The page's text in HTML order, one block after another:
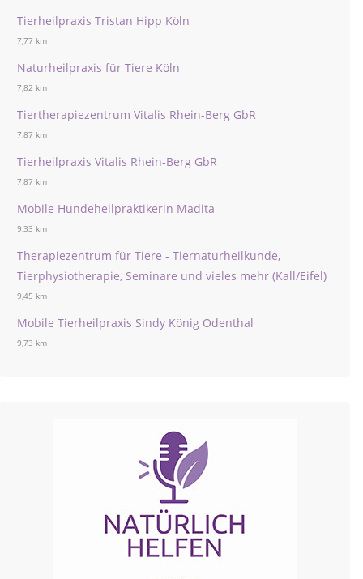
Tierheilpraxis Tristan Hipp Köln
7,77 km
Naturheilpraxis für Tiere Köln
7,82 km
Tiertherapiezentrum Vitalis Rhein-Berg GbR
7,87 km
Tierheilpraxis Vitalis Rhein-Berg GbR
7,87 km
Mobile Hundeheilpraktikerin Madita
9,33 km
Therapiezentrum für Tiere - Tiernaturheilkunde,
Tierphysiotherapie, Seminare und vieles mehr (Kall/Eifel)
9,45 km
Mobile Tierheilpraxis Sindy König Odenthal
9,73 km